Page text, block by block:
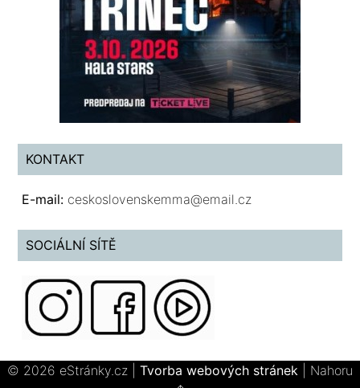
KONTAKT
E-mail: ceskoslovenskemma@email.cz
SOCIÁLNÍ SÍTĚ
© 2026 eStránky.cz Tvorba webových stránek
Nahoru